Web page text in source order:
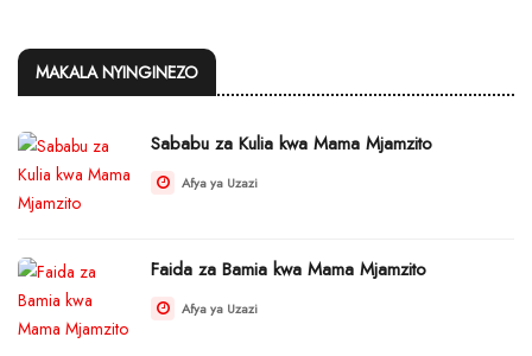
MAKALA NYINGINEZO
Sababu za Kulia kwa Mama Mjamzito
Afya ya Uzazi
Faida za Bamia kwa Mama Mjamzito
Afya ya Uzazi